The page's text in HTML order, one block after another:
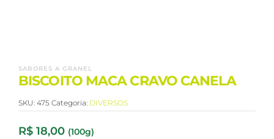
SABORES A GRANEL
BISCOITO MACA CRAVO CANELA
SKU: 475 Categoria: DIVERSOS
R$ 18,00 (100g)